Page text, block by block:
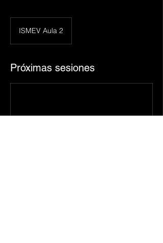
ISMEV Aula 2
Próximas sesiones